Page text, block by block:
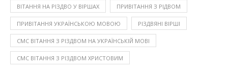
ВІТАННЯ НА РІЗДВО У ВІРШАХ ПРИВІТАННЯ З РІДВОМ
ПРИВІТАННЯ УКРАЇНСЬКОЮ МОВОЮ РІЗДВЯНІ ВІРШІ
СМС ВІТАННЯ З РІЗДВОМ НА УКРАЇНСЬКІЙ МОВІ
СМС ВІТАННЯ З РІЗДВОМ ХРИСТОВИМ